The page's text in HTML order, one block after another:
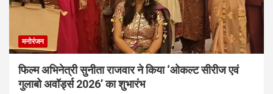
मनोरंजन
फिल्म अभिनेत्री सुनीता राजवार ने किया ‘ओकल्ट सीरीज एवं
गुलाबो अवॉर्ड्स 2026’ का शुभारंभ